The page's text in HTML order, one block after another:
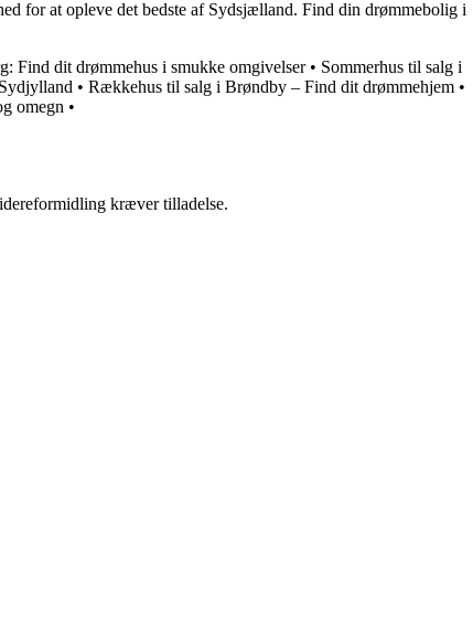
for at opleve det bedste af Sydsjælland. Find din drømmebolig i
Find dit drømmehus i smukke omgivelser• Sommerhus til salg i
• Rækkehus til salg i Brøndby – Find dit drømmehjem •
omegn •
kræver tilladelse.